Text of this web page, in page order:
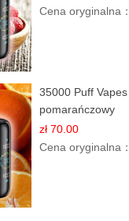
Cena oryginalna
35000 Puff
pomarańczowy
zł 70.00
Cena oryginalna